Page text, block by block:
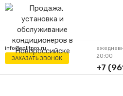
Перейти
содержимому
info@splitpro.ru
ЗАКАЗАТЬ ЗВОНОК
20:00
+7
62